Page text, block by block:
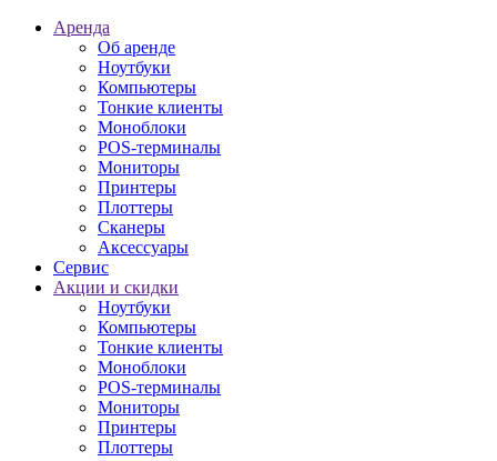
Аренда
Об аренде
Ноутбуки
Компьютеры
Тонкие клиенты
Моноблоки
POS-терминалы
Мониторы
Принтеры
Плоттеры
Сканеры
Аксессуары
Сервис
Акции и скидки
Ноутбуки
Компьютеры
Тонкие клиенты
Моноблоки
POS-терминалы
Мониторы
Принтеры
Плоттеры